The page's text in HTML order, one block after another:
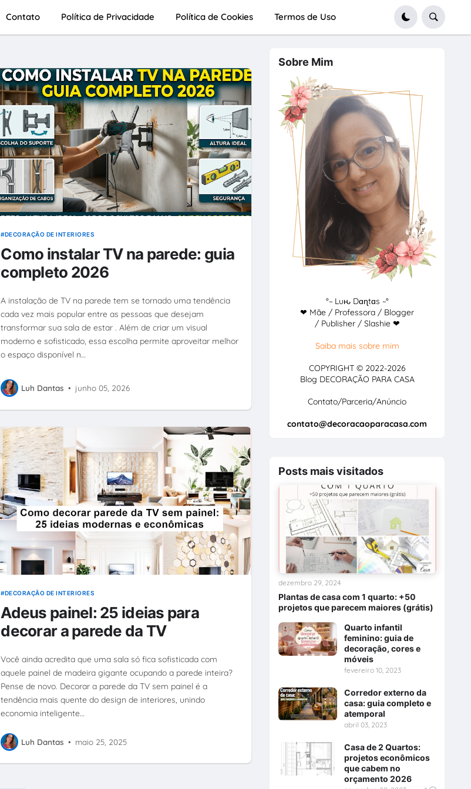
Contato Política de Privacidade Política de Cookies Termos de Uso
DECORAÇÃO DE INTERIORES
Como instalar TV na parede: guia
completo 2026
A instalação de TV na parede tem se tornado uma tendência
cada vez mais popular entre as pessoas que desejam
transformar sua sala de estar . Além de criar um visual
moderno e sofisticado, essa escolha permite aproveitar melhor
o espaço disponível n…
Luh Dantas • junho 05, 2026
DECORAÇÃO DE INTERIORES
Adeus painel: 25 ideias para
decorar a parede da TV
Você ainda acredita que uma sala só fica sofisticada com
aquele painel de madeira gigante ocupando a parede inteira?
Pense de novo. Decorar a parede da TV sem painel é a
tendência mais quente do design de interiores, unindo
economia inteligente…
Luh Dantas • maio 25, 2025
Sobre Mim
°~ Luԋ Dɑɳtɑs ~°
❤ Mãe / Professora / Blogger
/ Publisher / Slashie ❤
Saiba mais sobre mim
COPYRIGHT © 2022-2026
Blog DECORAÇÃO PARA CASA
Contato/Parceria/Anúncio
contato@decoracaoparacasa.com
Posts mais visitados
Plantas de casa com 1 quarto: +50
projetos que parecem maiores (grátis)
dezembro 29, 2024
Quarto infantil
feminino: guia de
decoração, cores e
móveis
fevereiro 10, 2023
Corredor externo da
casa: guia completo e
atemporal
abril 03, 2023
Casa de 2 Quartos:
projetos econômicos
que cabem no
orçamento 2026